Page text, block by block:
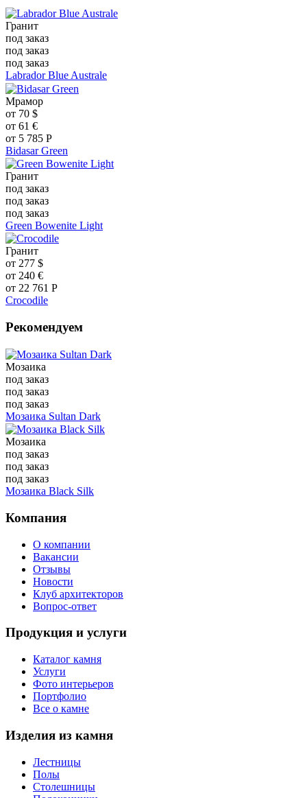
Гранит
под заказ
под заказ
под заказ
Labrador Blue Australe
Мрамор
от 70 $
от 61 €
от 5 785 Р
Bidasar Green
Гранит
под заказ
под заказ
под заказ
Green Bowenite Light
Гранит
от 277 $
от 240 €
от 22 761 Р
Crocodile
Рекомендуем
Мозаика
под заказ
под заказ
под заказ
Мозаика Sultan Dark
Мозаика
под заказ
под заказ
под заказ
Мозаика Black Silk
Компания
О компании
Вакансии
Отзывы
Новости
Клуб архитекторов
Вопрос-ответ
Продукция и услуги
Каталог камня
Услуги
Фото интерьеров
Портфолио
Все о камне
Изделия из камня
Лестницы
Полы
Столешницы